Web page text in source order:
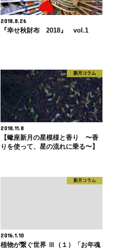
2018.8.26
『幸せ秋財布 2018』 vol.1
新月コラム
2018.11.8
【蠍座新月の星模様と香り 〜香
りを使って、星の流れに乗る〜】
新月コラム
2016.1.10
植物が繋ぐ世界 Ⅲ（１）「お年魂